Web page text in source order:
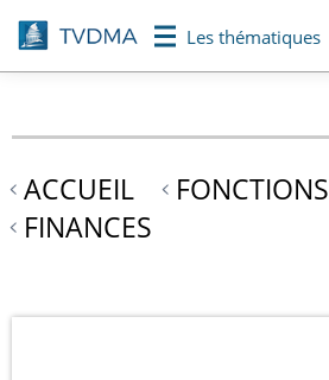
Aller
au
contenu
Les thématiques
ACCUEIL
FINANCES